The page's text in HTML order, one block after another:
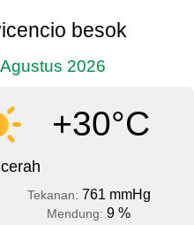
besok
2026
+30°C
Tekanan: 761 mmHg
Mendung: 9 %